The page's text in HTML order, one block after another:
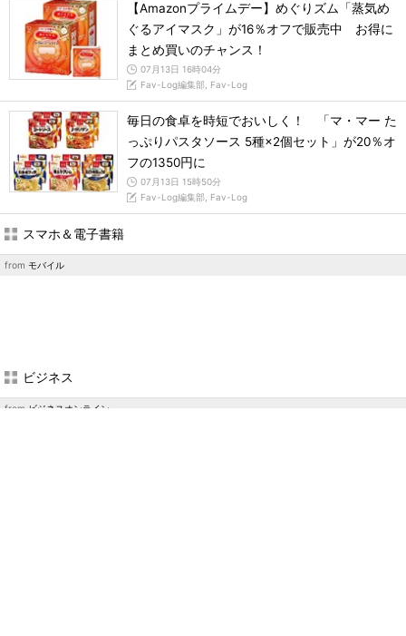
【Amazonプライムデー】めぐりズム「蒸気め
ぐるアイマスク」が16％オフで販売中 お得に
まとめ買いのチャンス！
07月13日 16時04分
Fav-Log編集部, Fav-Log
毎日の食卓を時短でおいしく！ 「マ・マー た
っぷりパスタソース 5種×2個セット」が20％オ
フの1350円に
07月13日 15時50分
Fav-Log編集部, Fav-Log
スマホ＆電子書籍
from モバイル
ビジネス
from ビジネスオンライン